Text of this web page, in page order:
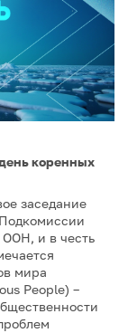
коренных
заседание
и в честь
мира
People) –